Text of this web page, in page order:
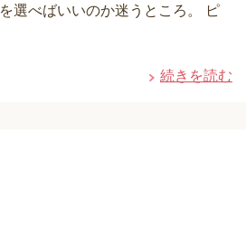
選べばいいのか迷うところ。 ピ
続きを読む